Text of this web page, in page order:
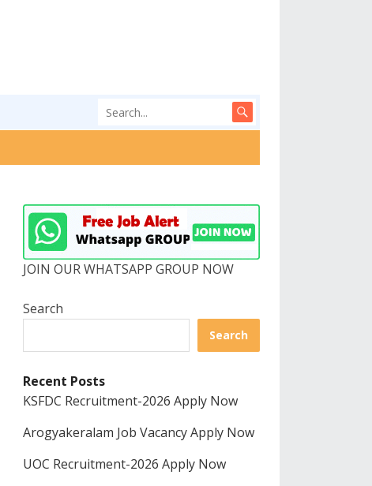
JOIN OUR WHATSAPP GROUP NOW
Search
Search
Recent Posts
KSFDC Recruitment-2026 Apply Now
Arogyakeralam Job Vacancy Apply Now
UOC Recruitment-2026 Apply Now